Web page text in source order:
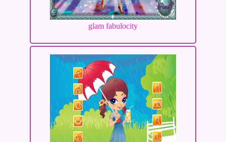
glam fabulocity